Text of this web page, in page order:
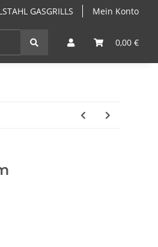
GASGRILLS Mein Konto
0,00 €
GRILLKURSE & GRILLSEMINARE